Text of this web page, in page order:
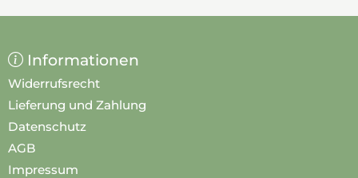
Informationen
Widerrufsrecht
Lieferung und Zahlung
Datenschutz
AGB
Impressum